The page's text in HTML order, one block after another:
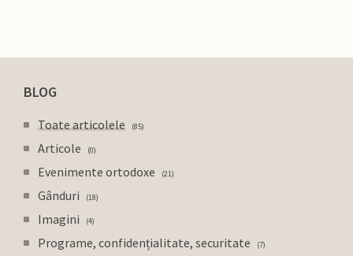
BLOG
Toate articolele 85
Articole 0
Evenimente ortodoxe 21
Gânduri 18
Imagini 4
Programe, confidențialitate, securitate 7